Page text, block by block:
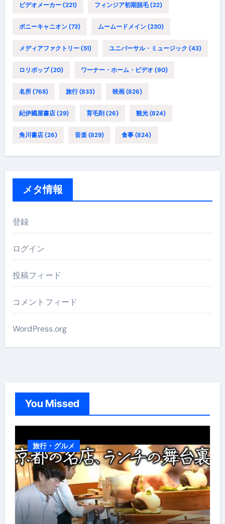
ビデオメーカー(221) フィンジア初期脱毛(22)
ポニーキャニオン(73) ムームードメイン(230)
メディアファクトリー(51) ユニバーサル・ミュージック (43)
ロリポップ(20) ワーナー・ホーム・ビデオ (90)
名所(768) 旅行(833) 映画(826)
紀伊國屋書店(29) 育毛剤(26) 観光(824)
角川書店(26) 音楽(829) 食事(824)
メタ情報
登録
ログイン
投稿フィード
コメントフィード
WordPress.org
You Missed
旅行・グルメ